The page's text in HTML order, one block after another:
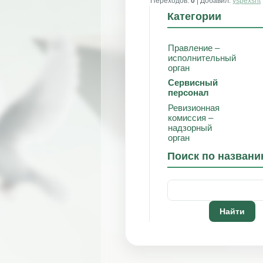
Категории
Правление –
исполнительный
орган
Сервисный
персонал
Ревизионная
комиссия –
надзорный
орган
Поиск по